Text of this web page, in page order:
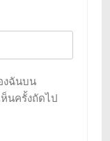
งฉันบน
นครั้งถัดไป